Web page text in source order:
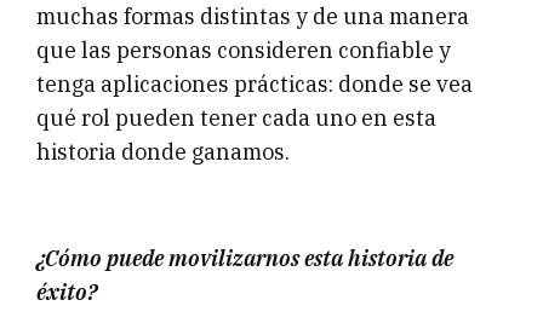
muchas formas distintas y de una manera
que las personas consideren confiable y
tenga aplicaciones prácticas: donde se vea
qué rol pueden tener cada uno en esta
historia donde ganamos.
¿Cómo puede movilizarnos esta historia de
éxito?